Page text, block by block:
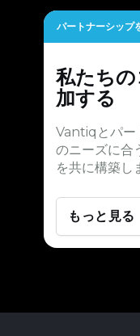
パートナーシップ
私たち
加する
Vantiqとパー
のニーズに合
を共に構築し
もっと見る